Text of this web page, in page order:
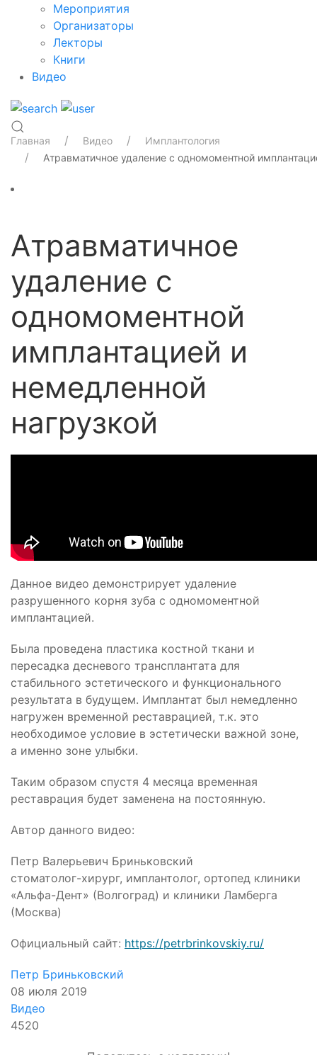
Мероприятия
Организаторы
Лекторы
Книги
Видео
Главная Видео
Имплантология
Атравматичное удаление с одномоментной
Атравматичное
удаление с
одномоментной
имплантацией и
немедленной
нагрузкой
Данное видео демонстрирует удаление
разрушенного корня зуба с одномоментной
имплантацией.
Была проведена пластика костной ткани и
пересадка десневого трансплантата для
стабильного эстетического и функционального
результата в будущем. Имплантат был немедленно
нагружен временной реставрацией, т.к. это
необходимое условие в эстетически важной зоне,
а именно зоне улыбки.
Таким образом спустя 4 месяца временная
реставрация будет заменена на постоянную.
Автор данного видео:
Петр Валерьевич Бриньковский
стоматолог-хирург, имплантолог, ортопед клиники
«Альфа-Дент» (Волгоград) и клиники Ламберга
(Москва)
Официальный сайт: https://petrbrinkovskiy.ru/
Петр Бриньковский
08 июля 2019
Видео
4520